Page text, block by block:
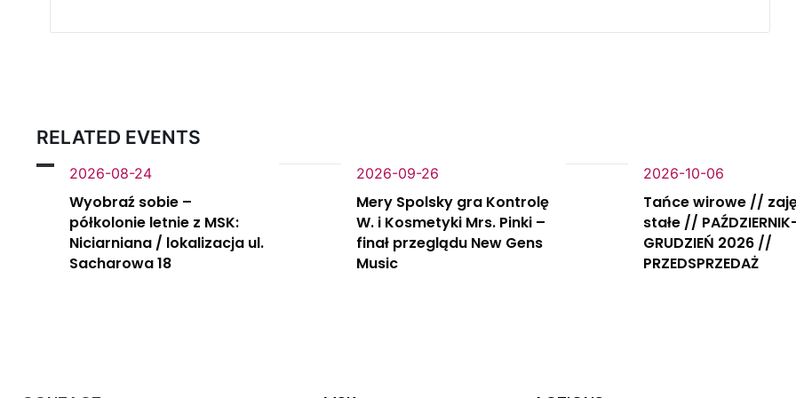
RELATED EVENTS
2026-08-24
Wyobraź sobie –
półkolonie letnie z MSK:
Niciarniana / lokalizacja ul.
Sacharowa 18
2026-09-26
Mery Spolsky gra Kontrolę
W. i Kosmetyki Mrs. Pinki –
finał przeglądu New Gens
Music
2026-10-06
Tańce wirowe //
stałe //
GRUDZIEŃ 2026 //
PRZEDSPRZEDAŻ